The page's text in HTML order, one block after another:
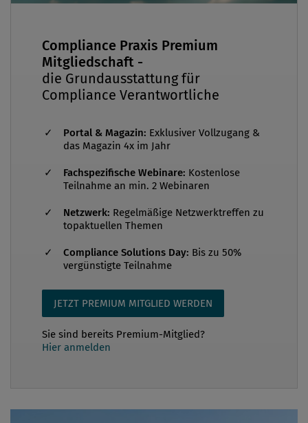
Compliance Praxis Premium
Mitgliedschaft -
die Grundausstattung für
Compliance Verantwortliche
Portal & Magazin: Exklusiver Vollzugang &
das Magazin 4x im Jahr
Fachspezifische Webinare: Kostenlose
Teilnahme an min. 2 Webinaren
Netzwerk: Regelmäßige Netzwerktreffen zu
topaktuellen Themen
Compliance Solutions Day: Bis zu 50%
vergünstigte Teilnahme
JETZT PREMIUM MITGLIED WERDEN
Sie sind bereits Premium-Mitglied?
Hier anmelden